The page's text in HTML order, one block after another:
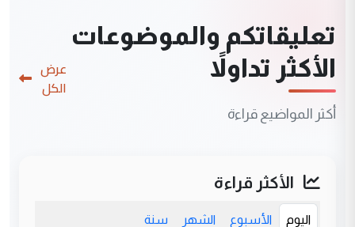
تعليقاتكم والموضوعات
الأكثر تداولاً
أكثر المواضيع قراءة
عرض
الكل
الأكثر قراءة
اليوم الأسبوع الشهر سنة